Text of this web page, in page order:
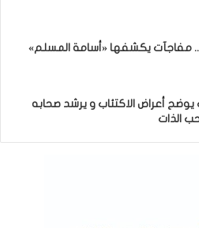
مفاجآت يكشفها «أسامة المسلم»
أعراض الاكتئاب و يرشد صحابه
الذات